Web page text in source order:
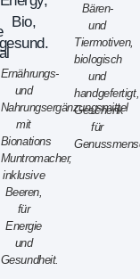
Ernährungs-
und
Nahrungsergänzungsmittel
mit
Bionations
Muntromacher,
inklusive
Beeren,
für
Energie
und
Gesundheit.
Bären-
und
Tiermotiven,
biologisch
und
handgefertigt,
Geschenk
für